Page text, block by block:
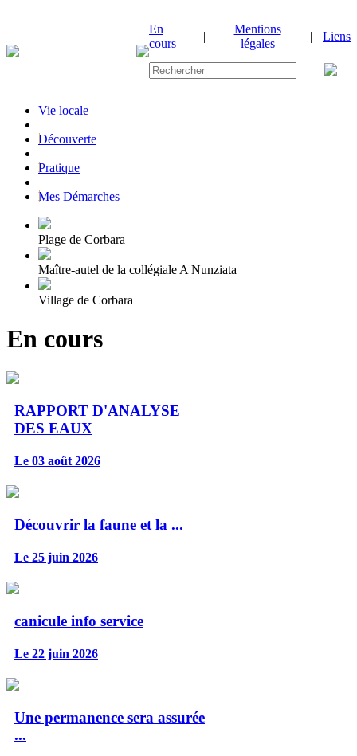
En
cours
|
Mentions
légales
| Liens
Vie locale
|Découverte
|Pratique
|Mes Démarches
Plage de Corbara
Maître-autel de la collégiale A Nunziata
Village de Corbara
En cours
RAPPORT D'ANALYSE
DES EAUX
Le 03 août 2026
Découvrir la faune et la ...
Le 25 juin 2026
canicule info service
Le 22 juin 2026
Une permanence sera assurée
...